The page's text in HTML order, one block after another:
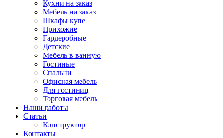
Кухни на заказ
Мебель на заказ
Шкафы купе
Прихожие
Гардеробные
Детские
Мебель в ванную
Гостиные
Спальни
Офисная мебель
Для гостиниц
Торговая мебель
Наши работы
Статьи
Конструктор
Контакты